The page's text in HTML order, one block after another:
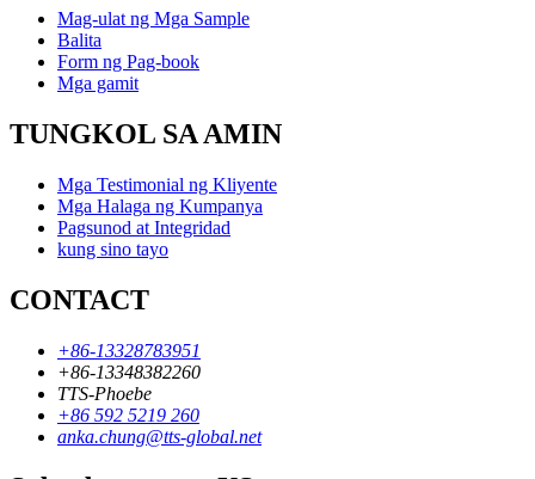
Mag-ulat ng Mga Sample
Balita
Form ng Pag-book
Mga gamit
TUNGKOL SA AMIN
Mga Testimonial ng Kliyente
Mga Halaga ng Kumpanya
Pagsunod at Integridad
kung sino tayo
CONTACT
+86-13328783951
+86-13348382260
TTS-Phoebe
+86 592 5219 260
anka.chung@tts-global.net